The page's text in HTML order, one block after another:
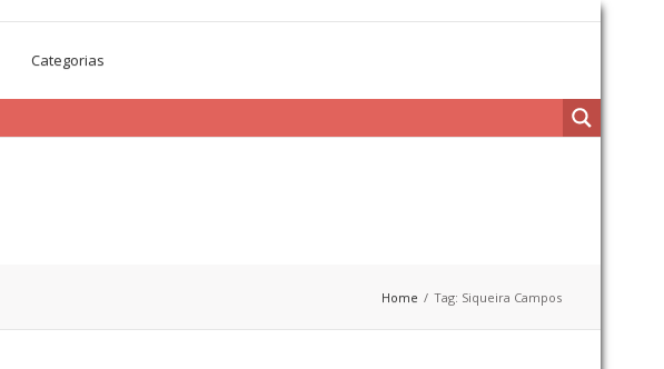
Categorias
Home Tag: Siqueira Campos